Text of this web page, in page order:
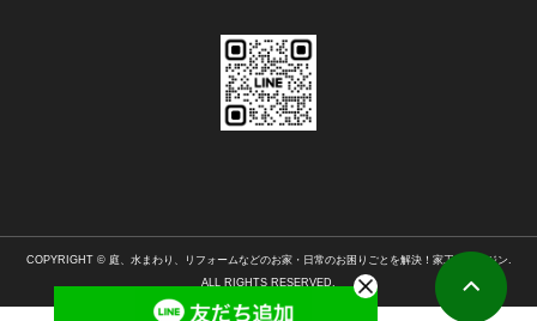
COPYRIGHT © 庭、水まわり、リフォームなどのお家・日常のお困りごとを解決！家工房マガジン.
ALL RIGHTS RESERVED.